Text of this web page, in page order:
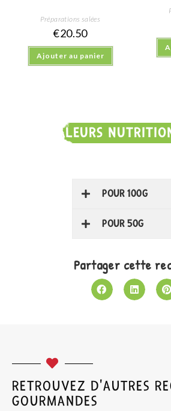
Préparations salées
€20.50
Ajouter au panier
VALEURS
POUR 100G
POUR 50G
Partager cette
RETROUVEZ D'AUTRES
GOURMANDES